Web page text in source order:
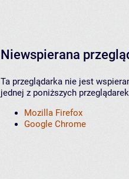
Niewspierana
Ta przeglądarka nie jest
jednej z poniższych
Mozilla Firefox
Google Chrome